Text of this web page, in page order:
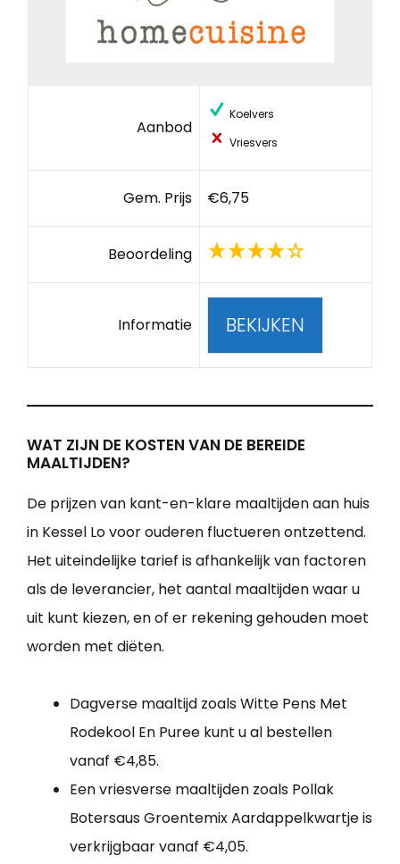
Aanbod
Koelvers
Vriesvers
Gem. Prijs €6,75
Beoordeling
Informatie BEKIJKEN
WAT ZIJN DE KOSTEN VAN DE BEREIDE
MAALTIJDEN?
De prijzen van kant-en-klare maaltijden aan huis
in Kessel Lo voor ouderen fluctueren ontzettend.
Het uiteindelijke tarief is afhankelijk van factoren
als de leverancier, het aantal maaltijden waar u
uit kunt kiezen, en of er rekening gehouden moet
worden met diëten.
Dagverse maaltijd zoals Witte Pens Met
Rodekool En Puree kunt u al bestellen
vanaf €4,85.
Een vriesverse maaltijden zoals Pollak
Botersaus Groentemix Aardappelkwartje is
verkrijgbaar vanaf €4,05.